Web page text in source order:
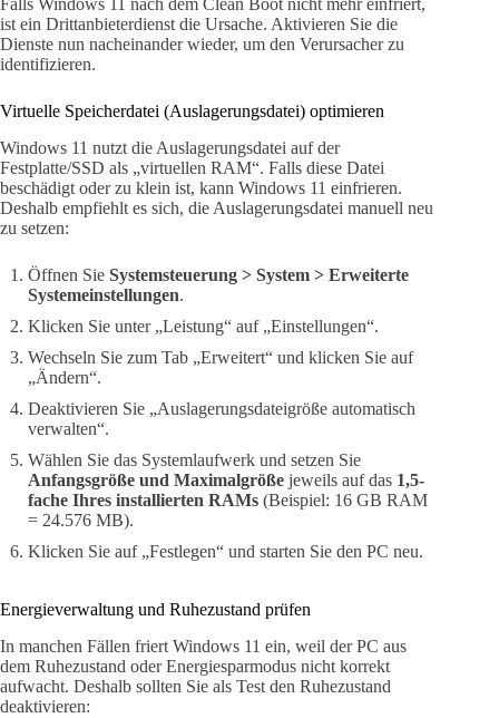
Falls Windows 11 nach dem Clean Boot nicht mehr einfriert,
ist ein Drittanbieterdienst die Ursache. Aktivieren Sie die
Dienste nun nacheinander wieder, um den Verursacher zu
identifizieren.
Virtuelle Speicherdatei (Auslagerungsdatei) optimieren
Windows 11 nutzt die Auslagerungsdatei auf der
Festplatte/SSD als „virtuellen RAM“. Falls diese Datei
beschädigt oder zu klein ist, kann Windows 11 einfrieren.
Deshalb empfiehlt es sich, die Auslagerungsdatei manuell neu
zu setzen:
Öffnen Sie Systemsteuerung > System > Erweiterte
Systemeinstellungen.
Klicken Sie unter „Leistung“ auf „Einstellungen“.
Wechseln Sie zum Tab „Erweitert“ und klicken Sie auf
„Ändern“.
Deaktivieren Sie „Auslagerungsdateigröße automatisch
verwalten“.
Wählen Sie das Systemlaufwerk und setzen Sie
Anfangsgröße und Maximalgröße jeweils auf das 1,5-
fache Ihres installierten RAMs (Beispiel: 16 GB RAM
= 24.576 MB).
Klicken Sie auf „Festlegen“ und starten Sie den PC neu.
Energieverwaltung und Ruhezustand prüfen
In manchen Fällen friert Windows 11 ein, weil der PC aus
dem Ruhezustand oder Energiesparmodus nicht korrekt
aufwacht. Deshalb sollten Sie als Test den Ruhezustand
deaktivieren: